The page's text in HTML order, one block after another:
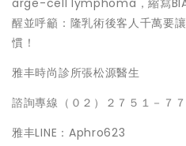
arge-cell lymphoma，縮寫
醒並呼籲：隆乳術後客人千萬要
慣！
雅丰時尚診所張松源醫生
諮詢專線（０２）２７５１－７
雅丰LINE：Aphro623